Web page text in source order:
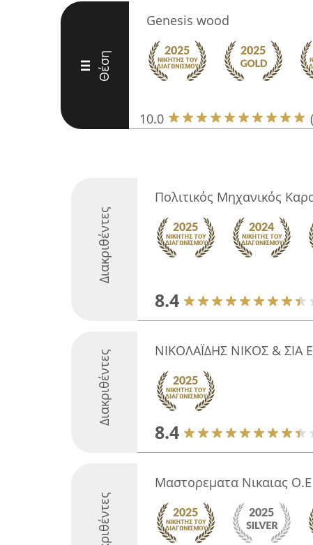
III Θέση
Genesis wood
10.0
Διακριθέντες
Πολιτικός Μηχανικός
8.4
Διακριθέντες ΝΙΚΟΛΑΪΔΗΣ ΝΙΚΟΣ & ΣΙΑ
8.4
Διακριθέντες
Μαστορεματα Νικαιας Ο.Ε